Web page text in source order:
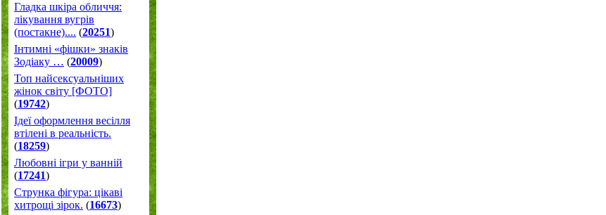
Гладка шкіра обличчя:
лікування вугрів
(постакне).... (20251)
Інтимні «фішки» знаків
Зодіаку … (20009)
Топ найсексуальніших
жінок світу [ФОТО]
(19742)
Ідеї оформлення весілля
втілені в реальність.
(18259)
Любовні ігри у ванній
(17241)
Струнка фігура: цікаві
хитрощі зірок. (16673)